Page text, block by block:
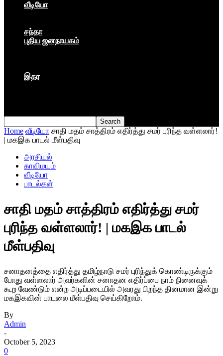
வீடியோ
சந்தா
புதிய ஜனநாயகம்
இதர
Home வீடியோ சாதி மதம் சாத்திரம் எதிர்த்து சமர் புரிந்த வள்ளலார்!
| மகஇக பாடல் மீள்பதிவு
அரசியல்
காவிமயம்
வீடியோ
பாடல்கள்
சாதி மதம் சாத்திரம் எதிர்த்து சமர்
புரிந்த வள்ளலார்! | மகஇக பாடல்
மீள்பதிவு
சனாதனத்தை எதிர்த்து தமிழ்நாடு சமர் புரிந்துக் கொண்டிருக்கும்
போது வள்ளலார் அவர்களின் சனாதன எதிர்ப்பை நாம் நினைவுக்
கூற வேண்டும் என்ற அடிப்படையில் அவரது பிறந்த தினமான இன்று
மகஇகவின் பாடலை மீள்பதிவு செய்கிறோம்.
By
Admin
-
October 5, 2023
0